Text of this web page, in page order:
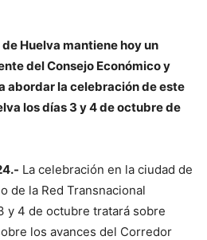
Huelva mantiene hoy un
del Consejo Económico y
abordar la celebración de este
los días 3 y 4 de octubre de
La celebración en la ciudad de
de la Red Transnacional
y 4 de octubre tratará sobre
los avances del Corredor